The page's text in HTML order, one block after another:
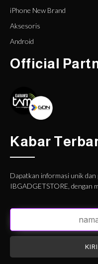
iPhone New Brand
Aksesoris
Android
Official
Kabar
Dapatkan informasi unik
IBGADGETSTORE, dengan